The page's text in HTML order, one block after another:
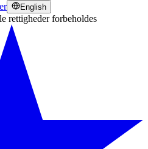
English
rettigheder forbeholdes